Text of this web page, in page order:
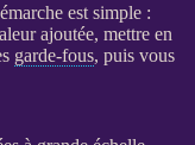
est simple :
ajoutée, mettre en
garde-fous, puis vous